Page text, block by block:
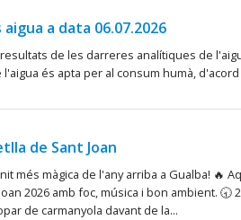
a data 06.07.2026
de les darreres analítiques de
és apta per al consum humà,
de Sant Joan
nit més màgica de l'any arriba a Gualba! 🔥
2026 amb foc, música i bon ambient. 🕣
de carmanyola davant de la...